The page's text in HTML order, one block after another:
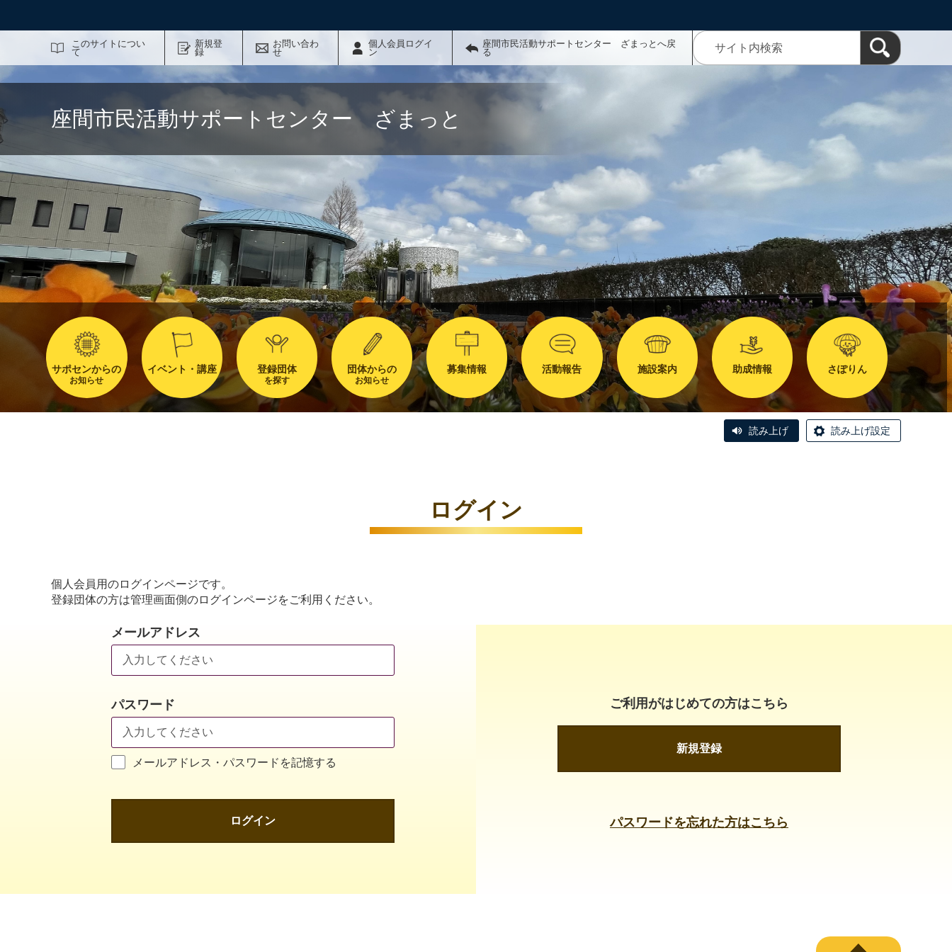
このサイトについ
て
新規登
録
お問い合わ
せ
個人会員ログイ
ン
座間市民活動サポートセンター ざまっとへ戻
る
座間市民活動サポートセンター ざまっと
サポセンからの
お知らせ
イベント・講座 登録団体
を探す
団体からの
お知らせ
募集情報 活動報告 施設案内 助成情報 さぽりん
読み上げ 読み上げ設定
ログイン
個人会員用のログインページです。
登録団体の方は管理画面側のログインページをご利用ください。
メールアドレス
パスワード
メールアドレス・パスワードを記憶する
ログイン
ご利用がはじめての方はこちら
新規登録
パスワードを忘れた方はこちら